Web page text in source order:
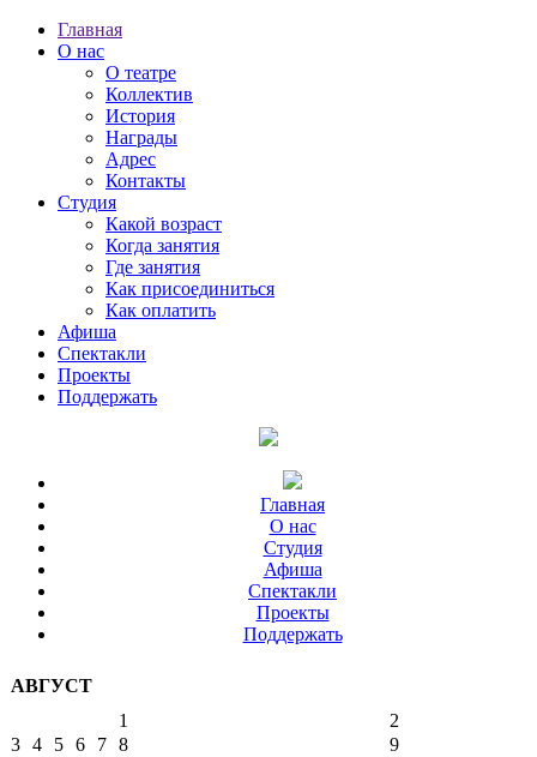
Главная
О нас
О театре
Коллектив
История
Награды
Адрес
Контакты
Студия
Какой возраст
Когда занятия
Где занятия
Как присоединиться
Как оплатить
Афиша
Спектакли
Проекты
Поддержать
Главная
О нас
Студия
Афиша
Спектакли
Проекты
Поддержать
АВГУСТ
1
2
3 4 5 6 7 8
9